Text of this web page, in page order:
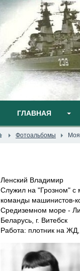
ГЛАВНАЯ
Фотоальбомы
Ленский Владимир
Служил на "Грозном" с
команды машинистов-
Средиземном море -
Беларусь, г. Витебск
Работа: плотник на